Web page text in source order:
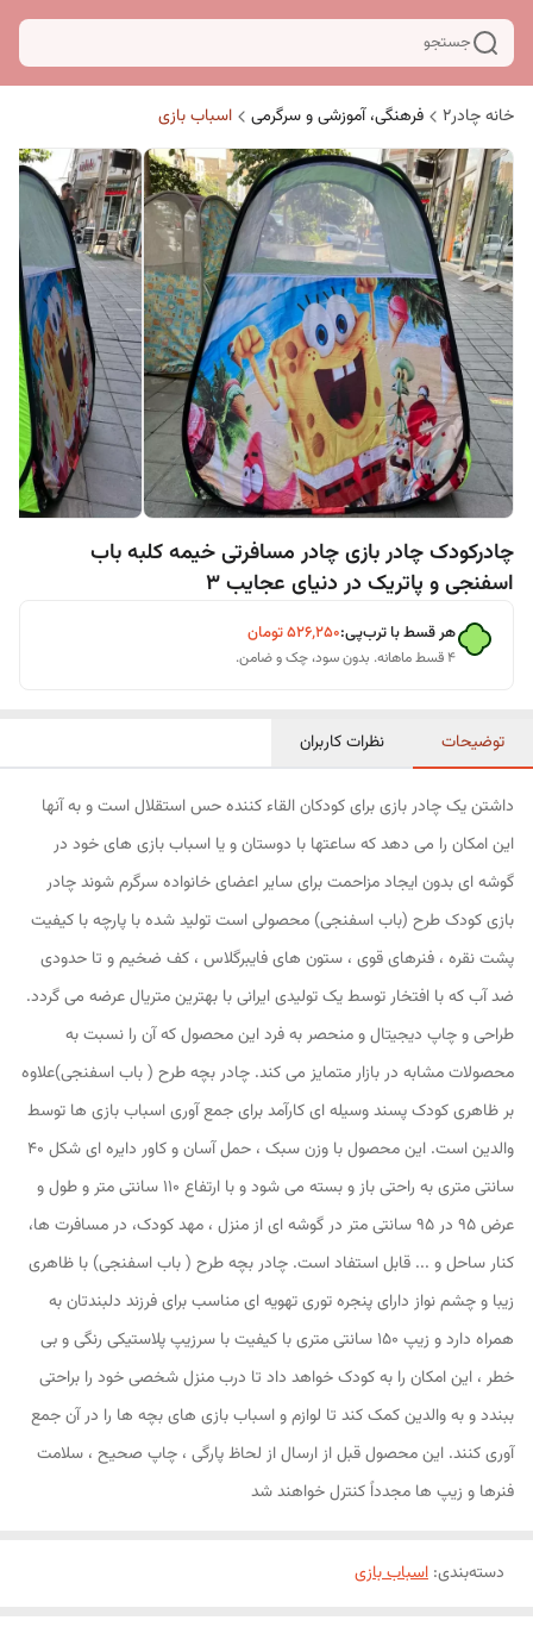
جستجو
خانه چادر۲ فرهنگی، آموزشی و سرگرمی اسباب بازی
چادرکودک چادر بازی چادر مسافرتی خیمه کلبه باب
اسفنجی و پاتریک در دنیای عجایب 3
هر قسط با ترب‌پی:۵۲۶٬۲۵۰تومان
۴ قسط ماهانه. بدون سود، چک و ضامن.
توضیحات نظرات کاربران
داشتن یک چادر بازی برای کودکان القاء کننده حس استقلال است و به آنها
این امکان را می دهد که ساعتها با دوستان و یا اسباب بازی های خود در
گوشه ای بدون ایجاد مزاحمت برای سایر اعضای خانواده سرگرم شوند چادر
بازی کودک طرح (باب اسفنجی) محصولی است تولید شده با پارچه با کیفیت
پشت نقره ، فنرهای قوی ، ستون های فایبرگلاس ، کف ضخیم و تا حدودی
ضد آب که با افتخار توسط یک تولیدی ایرانی با بهترین متریال عرضه می گردد.
طراحی و چاپ دیجیتال و منحصر به فرد این محصول که آن را نسبت به
محصولات مشابه در بازار متمایز می کند. چادر بچه طرح ( باب اسفنجی)علاوه
بر ظاهری کودک پسند وسیله ای کارآمد برای جمع آوری اسباب بازی ها توسط
والدین است. این محصول با وزن سبک ، حمل آسان و کاور دایره ای شکل 40
سانتی متری به راحتی باز و بسته می شود و با ارتفاع 110 سانتی متر و طول و
عرض 95 در 95 سانتی متر در گوشه ای از منزل ، مهد کودک، در مسافرت ها،
کنار ساحل و ... قابل استفاد است. چادر بچه طرح ( باب اسفنجی) با ظاهری
زیبا و چشم نواز دارای پنجره توری تهویه ای مناسب برای فرزند دلبندتان به
همراه دارد و زیپ 150 سانتی متری با کیفیت با سرزیپ پلاستیکی رنگی و بی
خطر ، این امکان را به کودک خواهد داد تا درب منزل شخصی خود را براحتی
ببندد و به والدین کمک کند تا لوازم و اسباب بازی های بچه ها را در آن جمع
آوری کنند. این محصول قبل از ارسال از لحاظ پارگی ، چاپ صحیح ، سلامت
فنرها و زیپ ها مجدداً کنترل خواهند شد
دسته‌بندی: اسباب بازی